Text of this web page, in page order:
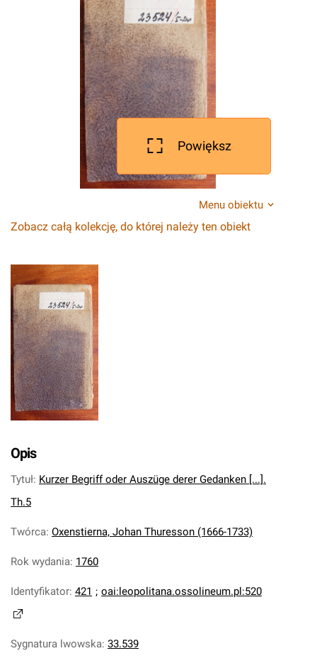
Powiększ
Menu obiektu
Zobacz całą kolekcję, do której należy ten obiekt
Opis
Tytuł: Kurzer Begriff oder Auszüge derer Gedanken [...].
Th.5
Twórca: Oxenstierna, Johan Thuresson (1666-1733)
Rok wydania: 1760
Identyfikator: 421 ; oai:leopolitana.ossolineum.pl:520
Sygnatura lwowska: 33.539